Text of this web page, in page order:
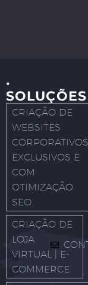
·
SOLUÇÕES
CRIAÇÃO DE
WEBSITES
CORPORATIVOS,
EXCLUSIVOS E
COM
OTIMIZAÇÃO
SEO
CRIAÇÃO DE
LOJA
VIRTUAL | E-
COMMERCE